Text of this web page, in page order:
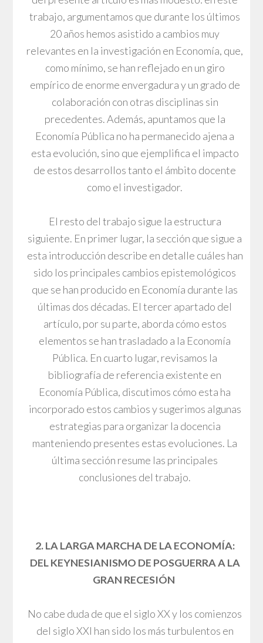
trabajo, argumentamos que durante los últimos
20 años hemos asistido a cambios muy
relevantes en la investigación en Economía, que,
como mínimo, se han reflejado en un giro
empírico de enorme envergadura y un grado de
colaboración con otras disciplinas sin
precedentes. Además, apuntamos que la
Economía Pública no ha permanecido ajena a
esta evolución, sino que ejemplifica el impacto
de estos desarrollos tanto el ámbito docente
como el investigador.
El resto del trabajo sigue la estructura
siguiente. En primer lugar, la sección que sigue a
esta introducción describe en detalle cuáles han
sido los principales cambios epistemológicos
que se han producido en Economía durante las
últimas dos décadas. El tercer apartado del
artículo, por su parte, aborda cómo estos
elementos se han trasladado a la Economía
Pública. En cuarto lugar, revisamos la
bibliografía de referencia existente en
Economía Pública, discutimos cómo esta ha
incorporado estos cambios y sugerimos algunas
estrategias para organizar la docencia
manteniendo presentes estas evoluciones. La
última sección resume las principales
conclusiones del trabajo.
2. LA LARGA MARCHA DE LA ECONOMÍA:
DEL KEYNESIANISMO DE POSGUERRA A LA
GRAN RECESIÓN
No cabe duda de que el siglo XX y los comienzos
del siglo XXI han sido los más turbulentos en